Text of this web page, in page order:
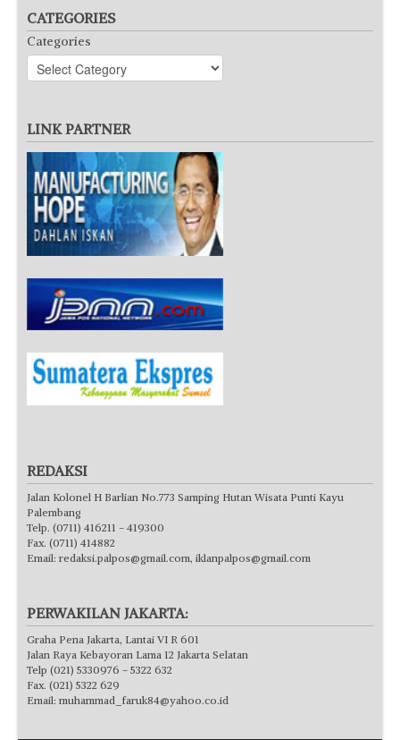
CATEGORIES
Categories
LINK PARTNER
REDAKSI
Jalan Kolonel H Barlian No.773 Samping Hutan Wisata Punti Kayu
Palembang
Telp. (0711) 416211 - 419300
Fax. (0711) 414882
Email: redaksi.palpos@gmail.com, iklanpalpos@gmail.com
PERWAKILAN JAKARTA:
Graha Pena Jakarta, Lantai VI R 601
Jalan Raya Kebayoran Lama 12 Jakarta Selatan
Telp (021) 5330976 - 5322 632
Fax. (021) 5322 629
Email: muhammad_faruk84@yahoo.co.id